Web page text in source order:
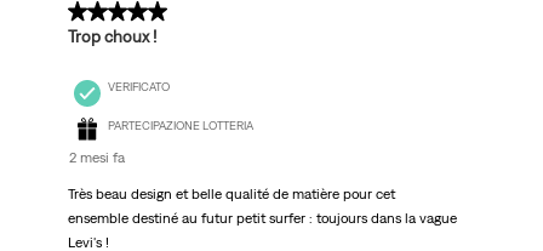
5 su 5 stelle.
Trop choux !
VERIFICATO
PARTECIPAZIONE LOTTERIA
2 mesi fa
Très beau design et belle qualité de matière pour cet
ensemble destiné au futur petit surfer : toujours dans la vague
Levi's !